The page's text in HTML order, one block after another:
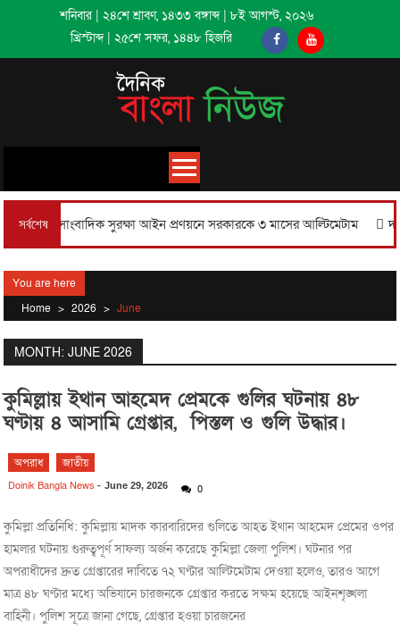
content
শনিবার| ২৪শে শ্রাবণ, ১৪৩৩ বঙ্গাব্দ| ৮ই আগস্ট, ২০২৬
খ্রিস্টাব্দ| ২৫শে সফর, ১৪৪৮ হিজরি
সর্বশেষ
সাংবাদিক সুরক্ষা আইন প্রণয়নে সরকারকে ৩ মাসের আল্টিমেটাম
You are here
Home > 2026 > June
MONTH: JUNE 2026
কুমিল্লায় ইথান আহমেদ প্রেমকে গুলির ঘটনায় ৪৮
ঘণ্টায় ৪ আসামি গ্রেপ্তার, পিস্তল ও গুলি উদ্ধার।
অপরাধ জাতীয়
Doinik Bangla News -June 29, 2026 0
কুমিল্লা প্রতিনিধি: কুমিল্লায় মাদক কারবারিদের গুলিতে আহত ইথান আহমেদ প্রেমের ওপর
হামলার ঘটনায় গুরুত্বপূর্ণ সাফল্য অর্জন করেছে কুমিল্লা জেলা পুলিশ। ঘটনার পর
অপরাধীদের দ্রুত গ্রেপ্তারের দাবিতে ৭২ ঘণ্টার আল্টিমেটাম দেওয়া হলেও, তারও আগে
মাত্র ৪৮ ঘণ্টার মধ্যে অভিযানে চারজনকে গ্রেপ্তার করতে সক্ষম হয়েছে আইনশৃঙ্খলা
বাহিনী। পুলিশ সূত্রে জানা গেছে, গ্রেপ্তার হওয়া চারজনের